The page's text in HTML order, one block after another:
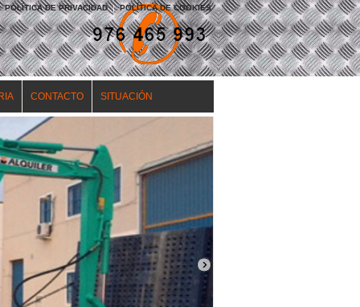
POLÍTICA DE PRIVACIDAD | POLÍTICA DE COOKIES
CONTACTO SITUACIÓN